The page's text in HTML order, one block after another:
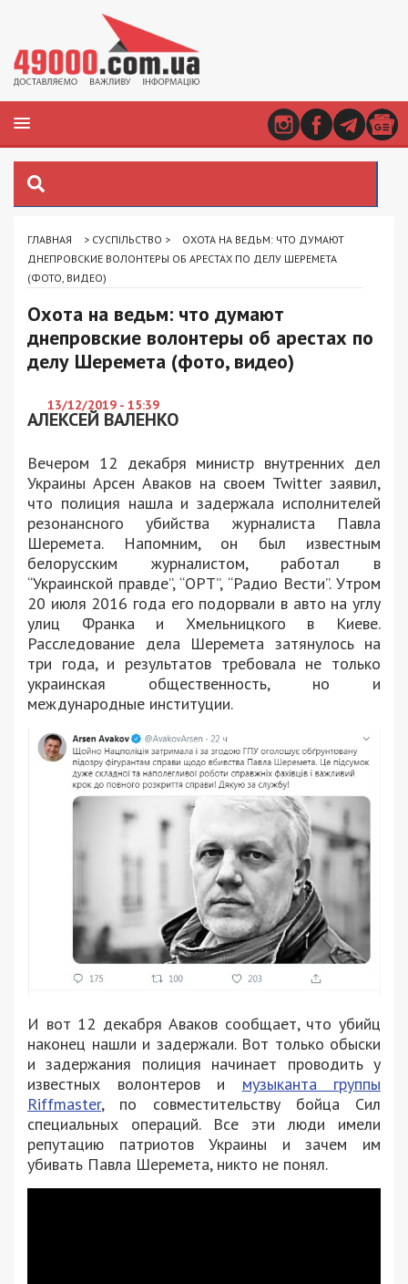
ГЛАВНАЯ > СУСПІЛЬСТВО >
ОХОТА НА ВЕДЬМ: ЧТО ДУМАЮТ
ДНЕПРОВСКИЕ ВОЛОНТЕРЫ ОБ АРЕСТАХ ПО ДЕЛУ ШЕРЕМЕТА
(ФОТО, ВИДЕО)
Охота на ведьм: что думают
днепровские волонтеры об арестах по
делу Шеремета (фото, видео)
13/12/2019 - 15:39
АЛЕКСЕЙ ВАЛЕНКО
Вечером 12 декабря министр внутренних дел
Украины Арсен Аваков на своем Twitter заявил,
что полиция нашла и задержала исполнителей
резонансного убийства журналиста Павла
Шеремета. Напомним, он был известным
белорусским журналистом, работал в
“Украинской правде”, “ОРТ”, “Радио Вести”. Утром
20 июля 2016 года его подорвали в авто на углу
улиц Франка и Хмельницкого в Киеве.
Расследование дела Шеремета затянулось на
три года, и результатов требовала не только
украинская общественность, но и
международные институции.
И вот 12 декабря Аваков сообщает, что убийц
наконец нашли и задержали. Вот только обыски
и задержания полиция начинает проводить у
известных волонтеров и музыканта группы
Riffmaster, по совместительству бойца Сил
специальных операций. Все эти люди имели
репутацию патриотов Украины и зачем им
убивать Павла Шеремета, никто не понял.